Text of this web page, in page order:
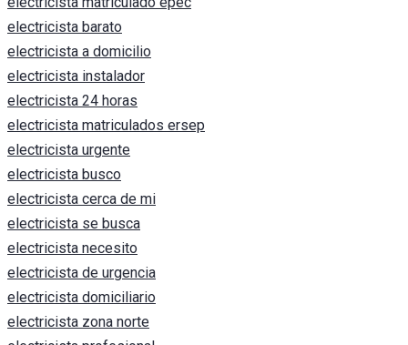
electricista barato
electricista a domicilio
electricista instalador
electricista 24 horas
electricista matriculados ersep
electricista urgente
electricista busco
electricista cerca de mi
electricista se busca
electricista necesito
electricista de urgencia
electricista domiciliario
electricista zona norte